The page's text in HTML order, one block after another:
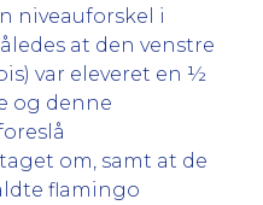
niveauforskel i
at den venstre
var eleveret en ½
og denne
om, samt at de
flamingo